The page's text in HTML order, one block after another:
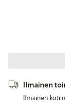
Ilmainen
Ilmainen